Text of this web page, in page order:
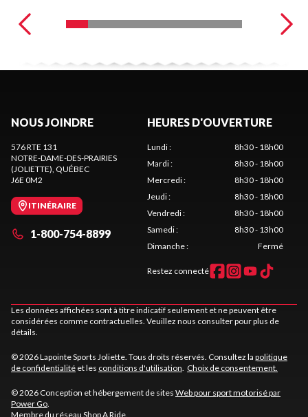
NOUS JOINDRE
576 RTE 131
NOTRE-DAME-DES-PRAIRIES
(JOLIETTE) , QUÉBEC
J6E 0M2
ITINÉRAIRE
1-800-754-8899
HEURES D'OUVERTURE
Lundi:
8h30 - 18h00
Mardi:
8h30 - 18h00
Mercredi:
8h30 - 18h00
Jeudi:
8h30 - 18h00
Vendredi:
8h30 - 18h00
Samedi:
8h30 - 13h00
Dimanche: Fermé
Restez connecté
Les données affichées sont à titre indicatif seulement et ne peuvent être
considérées comme contractuelles. Veuillez nous consulter pour plus de
détails.
© 2026 Lapointe Sports Joliette. Tous droits réservés. Consultez la politique
de confidentialité et les conditions d'utilisation Choix de consentement.
© 2026 Conception et hébergement de sites Web pour sport motorisé par
Power Go
Membre du réseau Shop A Ride